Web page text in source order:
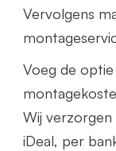
Vervolgens
Voeg de
Wij
iDeal, per